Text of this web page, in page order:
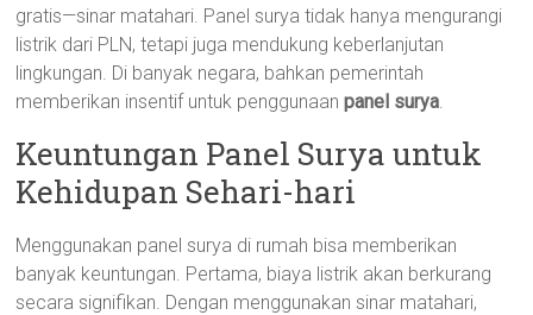
gratis—sinar matahari. Panel surya tidak hanya mengurangi
listrik dari PLN, tetapi juga mendukung keberlanjutan
lingkungan. Di banyak negara, bahkan pemerintah
memberikan insentif untuk penggunaanpanel surya.
Keuntungan Panel Surya untuk
Kehidupan Sehari-hari
Menggunakan panel surya di rumah bisa memberikan
banyak keuntungan. Pertama, biaya listrik akan berkurang
secara signifikan. Dengan menggunakan sinar matahari,